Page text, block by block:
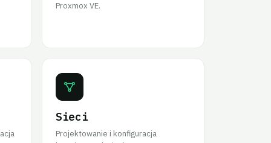
Proxmox VE.
Sieci
Projektowanie i konfiguracja